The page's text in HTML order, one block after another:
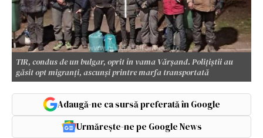
TIR, condus de un bulgar, oprit în vama Vărșand. Polițiștii au
găsit opt migranți, ascunși printre marfa transportată
Adaugă-ne ca sursă preferată în Google
Urmărește-ne pe Google News